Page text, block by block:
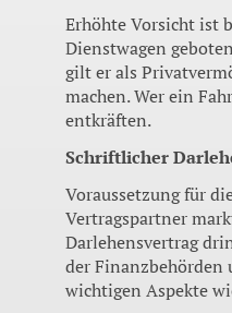
Erhöhte Vorsicht ist
Dienstwagen
gilt er als
machen. Wer ein
entkräften.
Schriftlicher
Voraussetzung für
Vertragspartner
Darlehensvertrag
der Finanzbehörden
wichtigen As­pekte